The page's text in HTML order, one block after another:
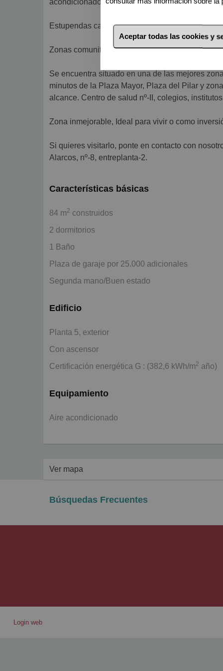
acondicionado en el salón
Estupendas calidades, suelos de parquet,
Zonas comunitarias totalmente adaptadas, sin
Se encuentra situado en una de las mejores
minutos de la Plaza Mayor, Plaza del Pilar y
alcance. Centro de salud nº-II, colegios,
Zona inmejorable, Ideal para vivir o como
Si quieres visitarlo, ponte en contacto con
Alarcos, nº-8, entreplanta-2.
Características básicas
84 m2 construidos
2 dormitorios
1 Baño
Plaza de garaje por 25.000 adicionales
Segunda mano/Buen estado
Edificio
Planta 5, exterior
Con ascensor
Certificación energética G : (382,6 kWh/m2 año)
Equipamiento
Aire acondicionado
Ver mapa
Búsquedas Frecuentes
Login web
Aceptar todas las cookies y